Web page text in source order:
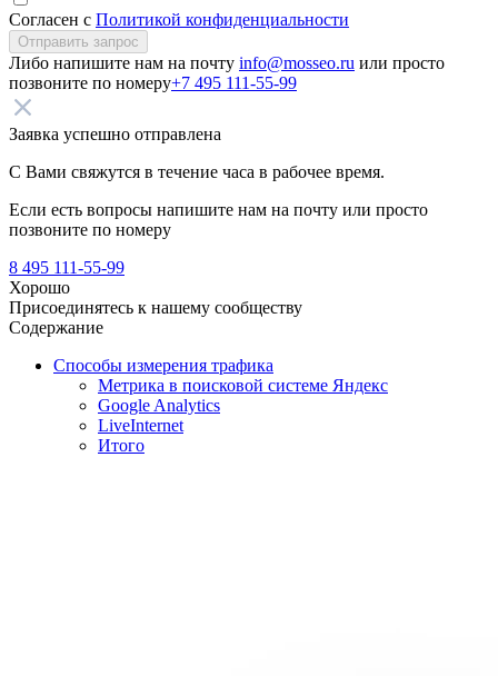
Согласен с Политикой конфиденциальности
Отправить запрос
Либо напишите нам на почту info@mosseo.ru или просто
позвоните по номеру+7 495 111-55-99
Заявка успешно отправлена
С Вами свяжутся в течение часа в рабочее время.
Если есть вопросы напишите нам на почту или просто
позвоните по номеру
8 495 111-55-99
Хорошо
Присоединятесь к нашему сообществу
Содержание
Способы измерения трафика
Метрика в поисковой системе Яндекс
Google Analytics
LiveInternet
Итого